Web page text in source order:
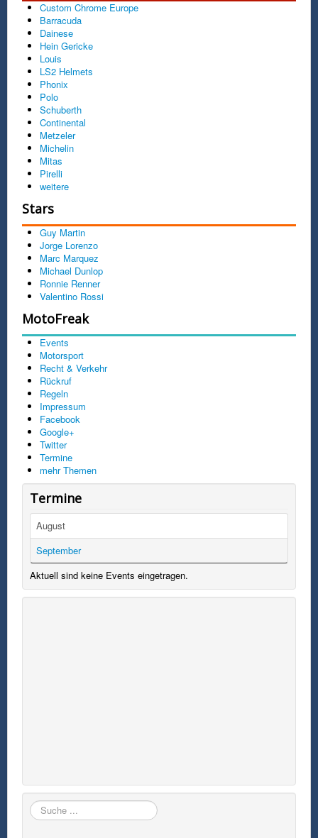
Custom Chrome Europe
Barracuda
Dainese
Hein Gericke
Louis
LS2 Helmets
Phonix
Polo
Schuberth
Continental
Metzeler
Michelin
Mitas
Pirelli
weitere
Stars
Guy Martin
Jorge Lorenzo
Marc Marquez
Michael Dunlop
Ronnie Renner
Valentino Rossi
MotoFreak
Events
Motorsport
Recht & Verkehr
Rückruf
Regeln
Impressum
Facebook
Google+
Twitter
Termine
mehr Themen
Termine
August
September
Aktuell sind keine Events eingetragen.
Suchen